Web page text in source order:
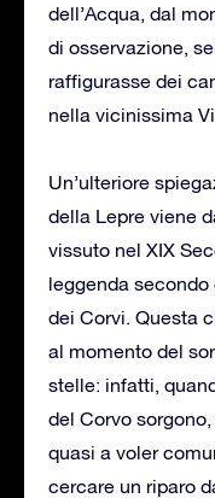
dell’Acqua, dal
di osservazione,
raffigurasse dei
nella vicinissima
Un’ulteriore
della Lepre viene
vissuto nel XIX
leggenda
dei Corvi. Questa
al momento del
stelle: infatti,
del Corvo
quasi a voler
cercare un riparo